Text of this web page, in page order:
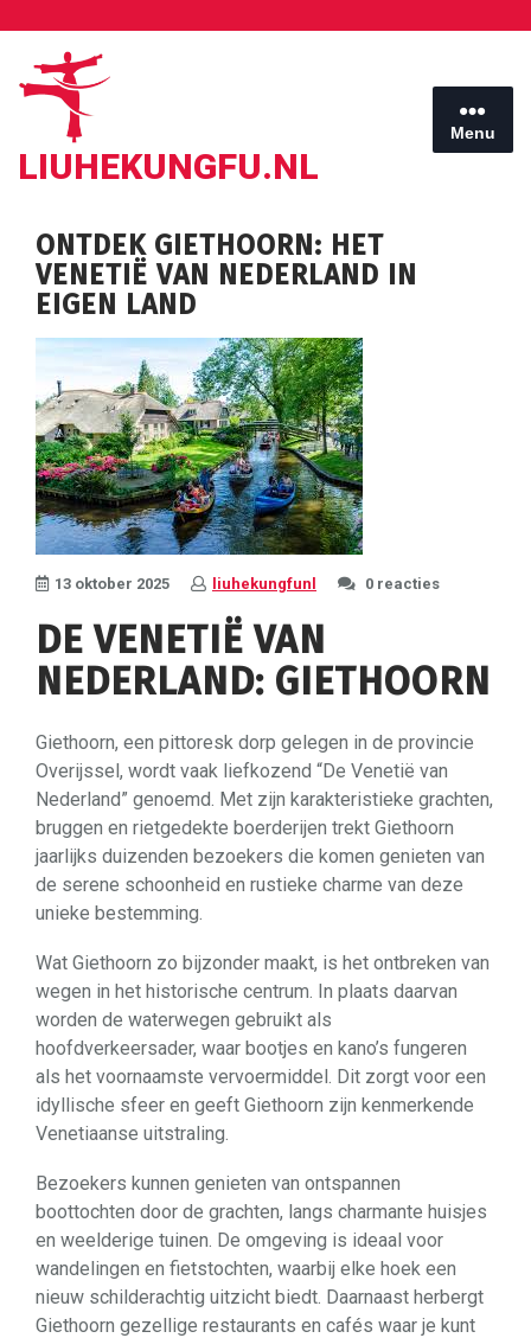
inhoud
LIUHEKUNGFU.NL
Menu
ONTDEK GIETHOORN: HET
VENETIË VAN NEDERLAND IN
EIGEN LAND
13 oktober 2025 liuhekungfunl 0 reacties
DE VENETIË VAN
NEDERLAND: GIETHOORN
Giethoorn, een pittoresk dorp gelegen in de provincie
Overijssel, wordt vaak liefkozend “De Venetië van
Nederland” genoemd. Met zijn karakteristieke grachten,
bruggen en rietgedekte boerderijen trekt Giethoorn
jaarlijks duizenden bezoekers die komen genieten van
de serene schoonheid en rustieke charme van deze
unieke bestemming.
Wat Giethoorn zo bijzonder maakt, is het ontbreken van
wegen in het historische centrum. In plaats daarvan
worden de waterwegen gebruikt als
hoofdverkeersader, waar bootjes en kano’s fungeren
als het voornaamste vervoermiddel. Dit zorgt voor een
idyllische sfeer en geeft Giethoorn zijn kenmerkende
Venetiaanse uitstraling.
Bezoekers kunnen genieten van ontspannen
boottochten door de grachten, langs charmante huisjes
en weelderige tuinen. De omgeving is ideaal voor
wandelingen en fietstochten, waarbij elke hoek een
nieuw schilderachtig uitzicht biedt. Daarnaast herbergt
Giethoorn gezellige restaurants en cafés waar je kunt